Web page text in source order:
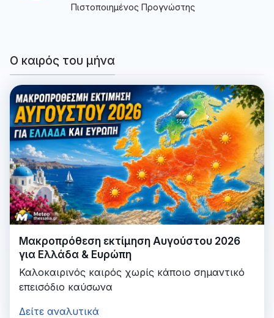
Πιστοποιημένος Προγνώστης
Ο καιρός του μήνα
Μακροπρόθεση εκτίμηση Αυγούστου 2026
για Ελλάδα & Ευρώπη
Καλοκαιρινός καιρός χωρίς κάποιο σημαντικό
επεισόδιο καύσωνα
Δείτε αναλυτικά